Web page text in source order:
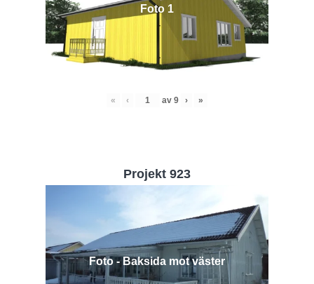
Foto 1
« ‹ av 9 › »
Projekt 923
Foto - Baksida mot väster